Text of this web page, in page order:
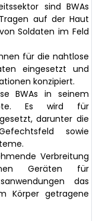
sind BWAs
auf der Haut
Soldaten im Feld
für die nahtlose
eingesetzt und
konzipiert.
BWAs in seinem
Es wird für
darunter die
sowie
Verbreitung
Geräten für
das
Körper getragene